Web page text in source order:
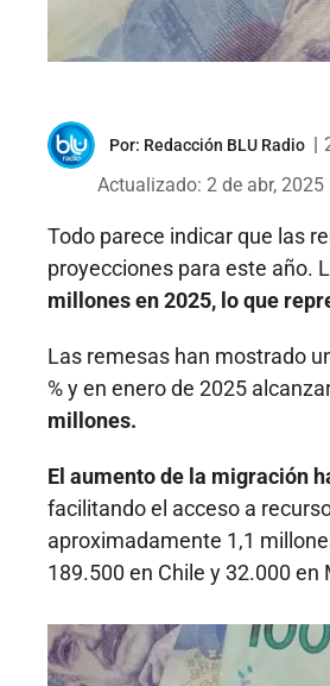
Por: Redacción BLU Radio
Actualizado: 2 de abr, 2025
Todo parece indicar que las
proyecciones para este año.
millones en 2025, lo que
Las remesas han mostrado
% y en enero de 2025
millones.
El aumento de la migración
facilitando el acceso a
aproximadamente 1,1
189.500 en Chile y 32.000 en